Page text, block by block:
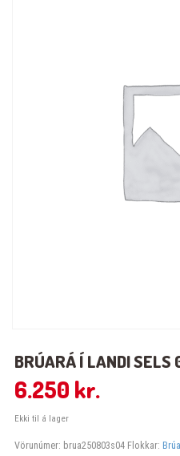
BRÚARÁ Í LANDI
6.250 kr.
Ekki til á lager
Vörunúmer: brua250803s04 Flokkar: